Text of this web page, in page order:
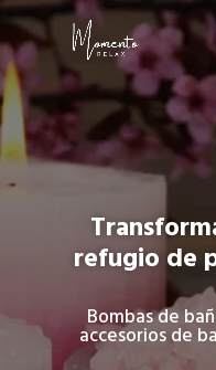
refugio de
Bombas de
accesorios de